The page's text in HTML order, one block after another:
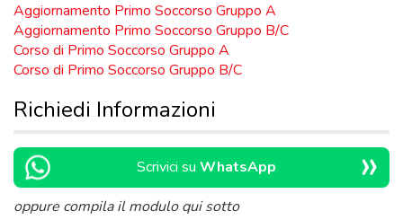
Aggiornamento Primo Soccorso Gruppo A
Aggiornamento Primo Soccorso Gruppo B/C
Corso di Primo Soccorso Gruppo A
Corso di Primo Soccorso Gruppo B/C
Richiedi Informazioni
Scrivici su WhatsApp »
oppure compila il modulo qui sotto